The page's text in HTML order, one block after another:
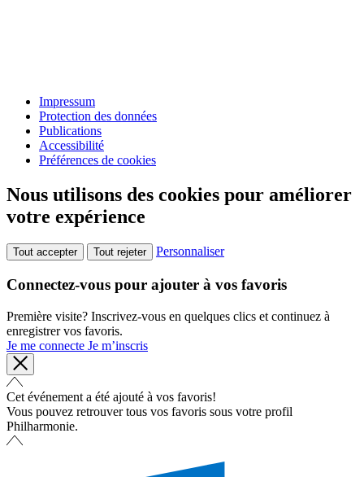
Impressum
Protection des données
Publications
Accessibilité
Préférences de cookies
Nous utilisons des cookies pour améliorer
votre expérience
Tout accepter Tout rejeter Personnaliser
Connectez-vous pour ajouter à vos favoris
Première visite? Inscrivez-vous en quelques clics et continuez à
enregistrer vos favoris.
Je me connecte Je m’inscris
Cet événement a été ajouté à vos favoris!
Vous pouvez retrouver tous vos favoris sous votre profil
Philharmonie.